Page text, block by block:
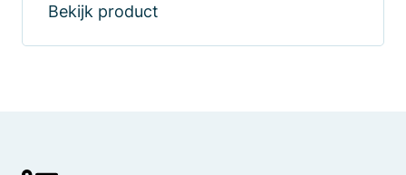
Bekijk product